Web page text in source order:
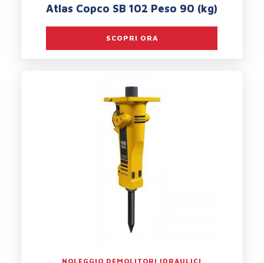
Atlas Copco SB 102 Peso 90 (kg)
SCOPRI ORA
NOLEGGIO DEMOLITORI IDRAULICI